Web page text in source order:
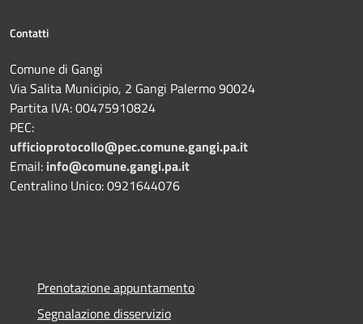
Contatti
Comune di Gangi
Via Salita Municipio, 2 Gangi Palermo 90024
Partita IVA: 00475910824
PEC:
ufficioprotocollo@pec.comune.gangi.pa.it
Email: info@comune.gangi.pa.it
Centralino Unico: 0921644076
Prenotazione appuntamento
Segnalazione disservizio